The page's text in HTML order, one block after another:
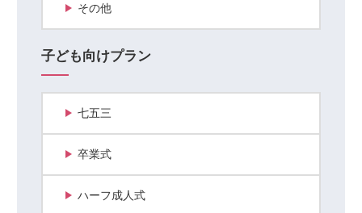
その他
子ども向けプラン
七五三
卒業式
ハーフ成人式